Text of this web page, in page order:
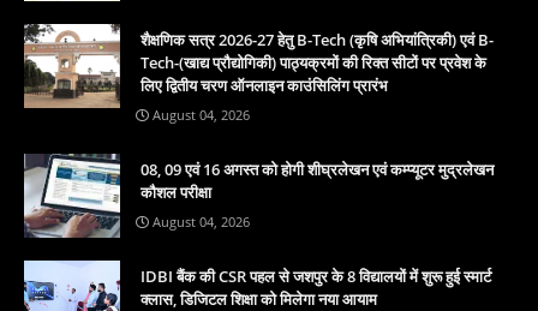
शैक्षणिक सत्र 2026-27 हेतु B-Tech (कृषि अभियांत्रिकी) एवं B-
Tech-(खाद्य प्रौद्योगिकी) पाठ्यक्रमों की रिक्त सीटों पर प्रवेश के
लिए द्वितीय चरण ऑनलाइन काउंसिलिंग प्रारंभ
August 04, 2026
08, 09 एवं 16 अगस्त को होगी शीघ्रलेखन एवं कम्प्यूटर मुद्रलेखन
कौशल परीक्षा
August 04, 2026
IDBI बैंक की CSR पहल से जशपुर के 8 विद्यालयों में शुरू हुई स्मार्ट
क्लास, डिजिटल शिक्षा को मिलेगा नया आयाम